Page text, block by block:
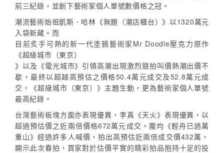
前三紀錄，並創下藝術家個人單號數價格之冠。
潮流藝術始祖凱斯．哈林《無題（潮店櫃台）》以1320萬元
入袋新藏。而
目前炙手可熱的新一代塗鴉藝術家Mr Doodle壓克力原作
《超級城市（東京）
》以及《電光城市》引領高潮出現激烈競拍叫價熱潮出價不
歇，最終以超越高預估之價格50.4萬元成交及52.8萬元成
交，《超級城市（東京）》主題生動，更為藝術家個人單號
最高紀錄。
台灣藝術板塊方面亦表現優異，李真《天火》表現優異，以
超過預估價之近兩倍價格672萬元成交。龎均《輕舟已過萬
重山》經過許多人喊價，拍出高預估近兩倍成交價432萬，
顯示此次春拍，買家對於估價平實的精彩拍品抱持十足的投